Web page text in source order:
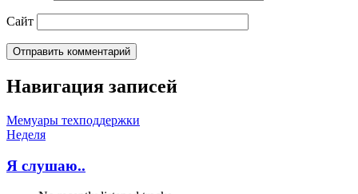
Сайт
Навигация записей
Мемуары техподдержки
Неделя
Я слушаю..